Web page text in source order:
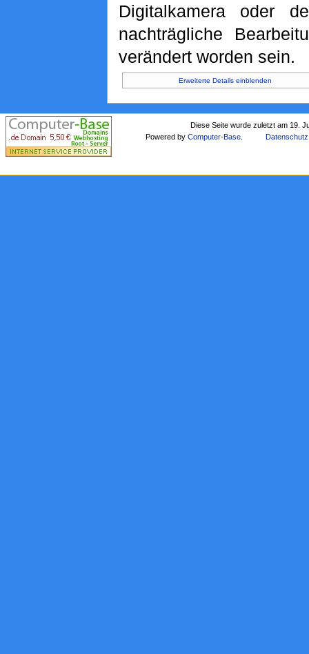
Digitalkamera oder
nachträgliche
verändert worden sein.
Erweiterte Details einblenden
Diese Seite wurde zuletzt am 19.
Powered byComputer-Base Datenschutz